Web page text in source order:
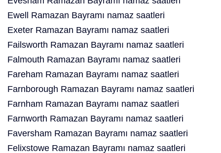
Ewell Ramazan Bayramı namaz saatleri
Exeter Ramazan Bayramı namaz saatleri
Failsworth Ramazan Bayramı namaz saatleri
Falmouth Ramazan Bayramı namaz saatleri
Fareham Ramazan Bayramı namaz saatleri
Farnborough Ramazan Bayramı namaz saatleri
Farnham Ramazan Bayramı namaz saatleri
Farnworth Ramazan Bayramı namaz saatleri
Faversham Ramazan Bayramı namaz saatleri
Felixstowe Ramazan Bayramı namaz saatleri